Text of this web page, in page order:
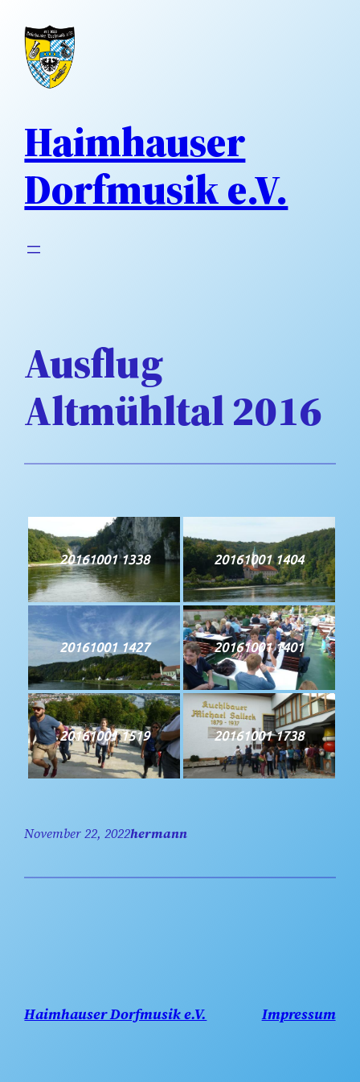
zum
Inhalt
wechseln
Haimhauser
Dorfmusik e.V.
Ausflug
Altmühltal 2016
20161001 1338 20161001 1404
20161001 1427 20161001 1401
20161001 1519 20161001 1738
November 22, 2022hermann
Haimhauser Dorfmusik e.V. Impressum